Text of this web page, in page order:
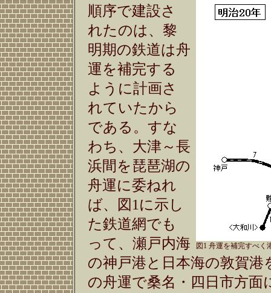
図1 舟運を補完すべく
順序で建設さ
れたのは、黎
明期の鉄道は舟
運を補完する
ように計画さ
れていたから
である。すな
わち、大津～長
浜間を琵琶湖の
舟運に委ねれ
ば、図1に示し
た鉄道網でも
って、瀬戸内海
の神戸港と日本海の敦賀
の舟運で桑名・四日市方